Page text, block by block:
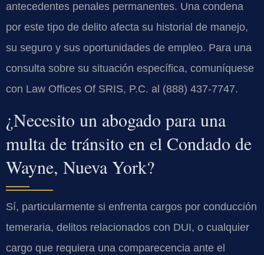
antecedentes penales permanentes. Una condena
por este tipo de delito afecta su historial de manejo,
su seguro y sus oportunidades de empleo. Para una
consulta sobre su situación específica, comuníquese
con Law Offices Of SRIS, P.C. al (888) 437-7747.
¿Necesito un abogado para una
multa de tránsito en el Condado de
Wayne, Nueva York?
Sí, particularmente si enfrenta cargos por conducción
temeraria, delitos relacionados con DUI, o cualquier
cargo que requiera una comparecencia ante el